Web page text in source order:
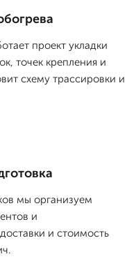
проект укладки
точек крепления и
схему трассировки и
мы организуем
и
и стоимость